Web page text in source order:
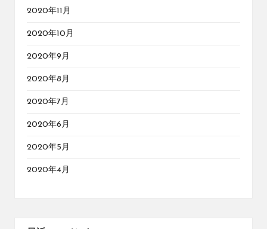
2020年11月
2020年10月
2020年9月
2020年8月
2020年7月
2020年6月
2020年5月
2020年4月